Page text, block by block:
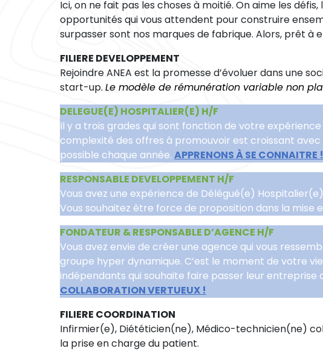
Ici, on ne fait pas les choses à moitié. On aime les
opportunités qui vous attendent pour construire
surpasser sont nos marques de fabrique. Alors, prêt à
FILIERE DEVELOPPEMENT
Rejoindre ANEA est la promesse d’évoluer dans une
start-up. Le modèle de rémunération variable non
DELEGUE(E) HOSPITALIER(E) H/F
Il y a trois grades qui sont fonction de votre
complexité des offres à promouvoir est croissant
possible chaque année. APPRENONS À SE CONNAITRE !
RESPONSABLE DEVELOPPEMENT H/F
Vous avez une expérience de Délégué(e)
Vous souhaitez être force de proposition dans la mise
FONDATEUR & RESPONSABLE D’AGENCE H/F
Vous avez envie de créer une agence qui vous
groupe hyper dynamique. C’est le moment de votre
indépendants qui souhaite faire passer leur entreprise
COLLABORATION VERTUEUX !
FILIERE COORDINATION
Infirmier(e), Diététicien(ne), Médico-technicien(ne)
la prise en charge du patient.